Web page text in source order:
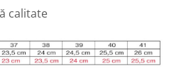
calitate